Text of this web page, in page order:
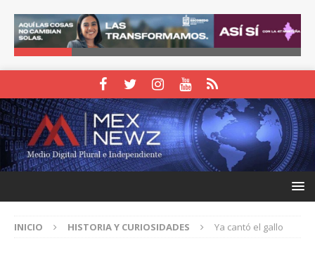
INICIO HISTORIA Y CURIOSIDADES Ya cantó el gallo